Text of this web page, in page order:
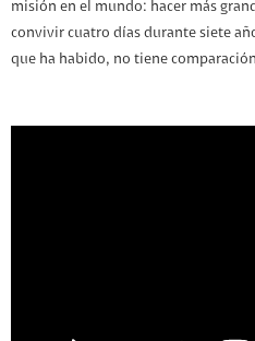
misión en el mundo: hacer más
convivir cuatro días durante siete
que ha habido, no tiene